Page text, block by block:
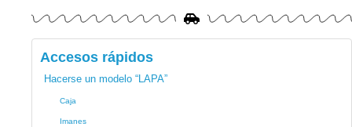
Accesos rápidos
Hacerse un modelo “LAPA”
Caja
Imanes